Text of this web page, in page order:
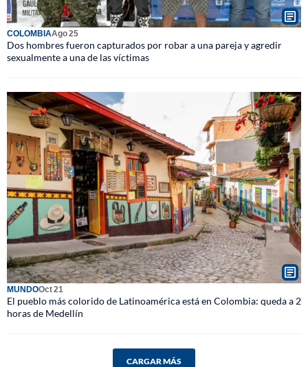
COLOMBIAAgo 25
Dos hombres fueron capturados por robar a una pareja y agredir
sexualmente a una de las víctimas
MUNDOOct 21
El pueblo más colorido de Latinoamérica está en Colombia: queda a 2
horas de Medellín
CARGAR MÁS